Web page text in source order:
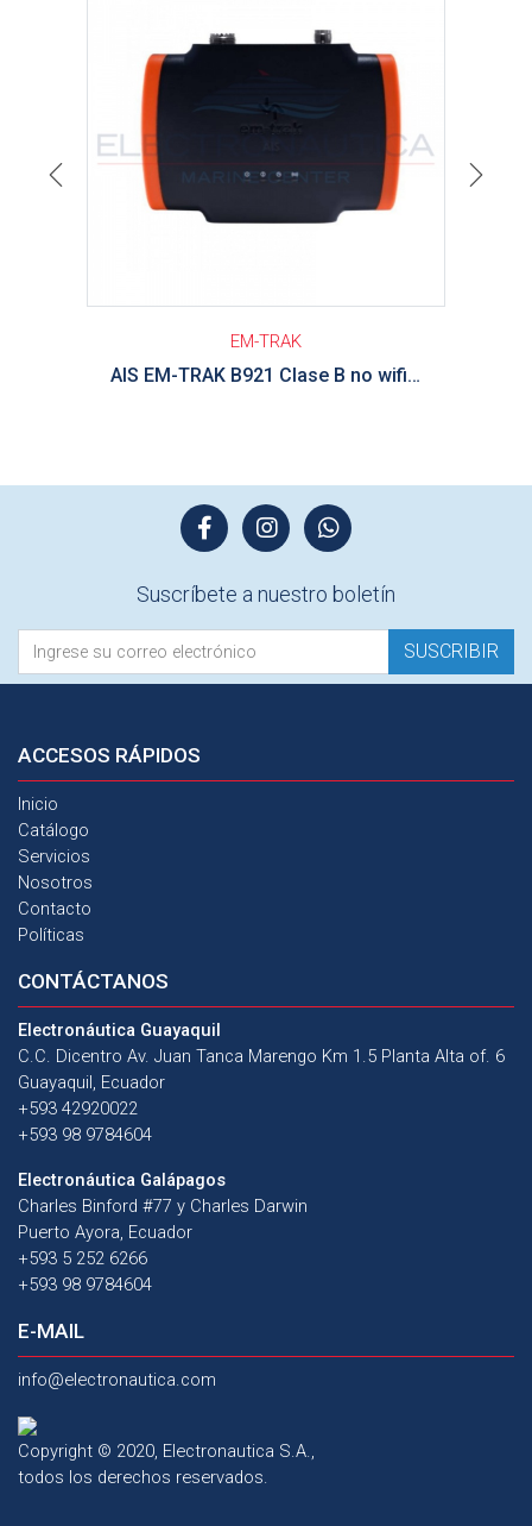
EM-TRAK
AIS EM-TRAK B921 Clase B no wifi no Bluetooth
Previous Next
Suscríbete a nuestro boletín
SUSCRIBIR
ACCESOS RÁPIDOS
Inicio
Catálogo
Servicios
Nosotros
Contacto
Políticas
CONTÁCTANOS
Electronáutica Guayaquil
C.C. Dicentro Av. Juan Tanca Marengo Km 1.5 Planta Alta of. 6
Guayaquil, Ecuador
+593 42920022
+593 98 9784604
Electronáutica Galápagos
Charles Binford #77 y Charles Darwin
Puerto Ayora, Ecuador
+593 5 252 6266
+593 98 9784604
E-MAIL
info@electronautica.com
Copyright © 2020, Electronautica S.A.,
todos los derechos reservados.